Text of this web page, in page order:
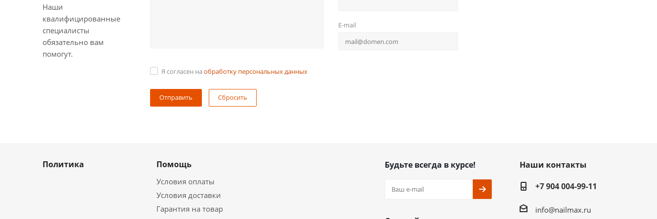
Наши
квалифицированные
специалисты
обязательно вам
помогут.
E-mail
Я согласен на обработку персональных данных
Сбросить
Политика Помощь
Условия оплаты
Условия доставки
Гарантия на товар
Будьте всегда в курсе!
Наши контакты
+7 904 004-99-11
info@nailmax.ru